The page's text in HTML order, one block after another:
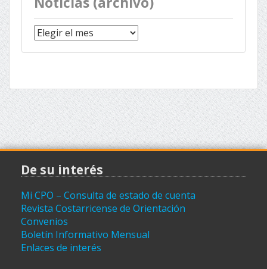
Noticias
(archivo)
De su interés
Mi CPO – Consulta de estado de cuenta
Revista Costarricense de Orientación
Convenios
Boletín Informativo Mensual
Enlaces de interés